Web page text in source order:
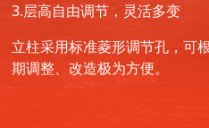
3.层高自由调节，灵活多变
立柱采用标准菱形调节孔，可
期调整、改造极为方便。